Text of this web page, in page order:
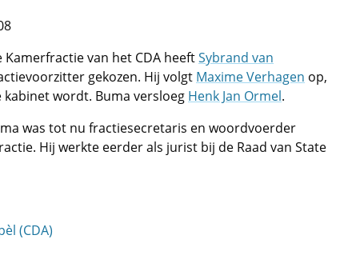
Kamerfractie van het CDA heeftSybrand van
gekozen. Hij volgt Maxime Verhagen op,
wordt. Buma versloeg Henk Jan Ormel.
was tot nu fractiesecretaris en woordvoerder
Hij werkte eerder als jurist bij de Raad van State
(CDA)